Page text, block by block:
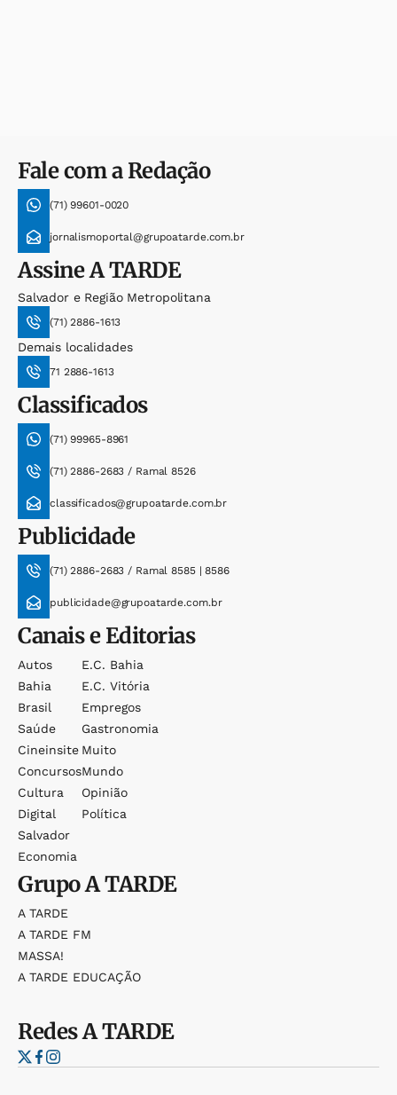
Fale com a Redação
(71) 99601-0020
jornalismoportal@grupoatarde.com.br
AssineA TARDE
Salvador e Região Metropolitana
(71) 2886-1613
Demais localidades
71 2886-1613
Classificados
(71) 99965-8961
(71) 2886-2683 / Ramal 8526
classificados@grupoatarde.com.br
Publicidade
(71) 2886-2683 / Ramal 8585 | 8586
publicidade@grupoatarde.com.br
Canais e Editorias
Autos
Bahia
Brasil
Saúde
Cineinsite
Concursos
Cultura
Digital
Salvador
Economia
E.c. Bahia
E.c. Vitória
Empregos
Gastronomia
Muito
Mundo
Opinião
Política
GrupoA TARDE
A TARDE
A TARDE FM
MASSA!
A TARDE EDUCAÇÃO
RedesA TARDE